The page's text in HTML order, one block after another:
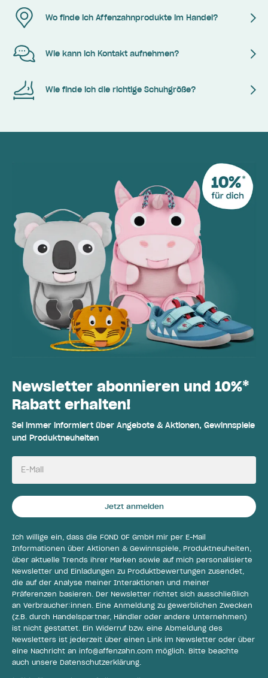
Wo finde ich Affenzahnprodukte im Handel?
Wie kann ich Kontakt aufnehmen?
Wie finde ich die richtige Schuhgröße?
Newsletter abonnieren und 10%*
Rabatt erhalten!
Sei immer informiert über Angebote & Aktionen, Gewinnspiele
und Produktneuheiten
E-Mail
Jetzt anmelden
Ich willige ein, dass die FOND OF GmbH mir per E-Mail
Informationen über Aktionen & Gewinnspiele, Produktneuheiten,
über aktuelle Trends ihrer Marken sowie auf mich personalisierte
Newsletter und Einladungen zu Produktbewertungen zusendet,
die auf der Analyse meiner Interaktionen und meiner
Präferenzen basieren. Der Newsletter richtet sich ausschließlich
an Verbraucher:innen. Eine Anmeldung zu gewerblichen Zwecken
(z.B. durch Handelspartner, Händler oder andere Unternehmen)
ist nicht gestattet. Ein Widerruf bzw. eine Abmeldung des
Newsletters ist jederzeit über einen Link im Newsletter oder über
eine Nachricht an info@affenzahn.com möglich. Bitte beachte
auch unsere Datenschutzerklärung